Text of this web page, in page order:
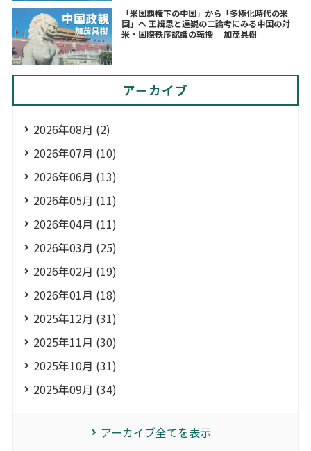
「米国覇権下の中国」から「多極化時代の米
国」へ ――王緝思と達巍の二論考にみる中国の対
米・国際秩序認識の転換 加茂具樹
アーカイブ
2026年08月 (2)
2026年07月 (10)
2026年06月 (13)
2026年05月 (11)
2026年04月 (11)
2026年03月 (25)
2026年02月 (19)
2026年01月 (18)
2025年12月 (31)
2025年11月 (30)
2025年10月 (31)
2025年09月 (34)
アーカイブ全てを表示